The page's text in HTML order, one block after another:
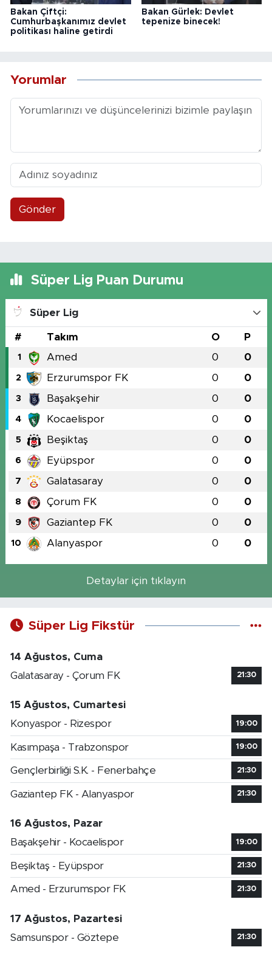
Bakan Çiftçi:
Cumhurbaşkanımız devlet
politikası haline getirdi
Bakan Gürlek: Devlet
tepenize binecek!
Yorumlar
Gönder
Süper Lig Puan Durumu
Süper Lig
# Takım O P
1 Amed 0 0
2 Erzurumspor FK 0 0
3 Başakşehir 0 0
4 Kocaelispor 0 0
5 Beşiktaş 0 0
6 Eyüpspor 0 0
7 Galatasaray 0 0
8 Çorum FK 0 0
9 Gaziantep FK 0 0
10 Alanyaspor 0 0
Detaylar için tıklayın
Süper Lig Fikstür
14 Ağustos, Cuma
Galatasaray - Çorum FK
21:30
15 Ağustos, Cumartesi
Konyaspor - Rizespor
19:00
Kasımpaşa - Trabzonspor 19:00
Gençlerbirliği S.K. - Fenerbahçe 21:30
Gaziantep FK - Alanyaspor 21:30
16 Ağustos, Pazar
Başakşehir - Kocaelispor
19:00
Beşiktaş - Eyüpspor 21:30
Amed - Erzurumspor FK 21:30
17 Ağustos, Pazartesi
Samsunspor - Göztepe
21:30